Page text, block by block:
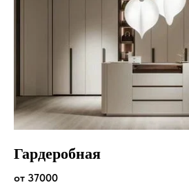
Гардеробная
от 37000